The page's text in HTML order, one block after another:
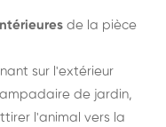
de la pièce
sur l'extérieur
de jardin,
l'animal vers la